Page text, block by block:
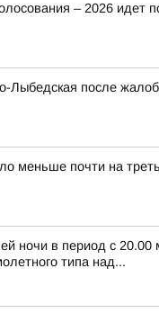
– 2026 идет
Лыбедская после
меньше почти на
ночи в период с 20.00
типа над...